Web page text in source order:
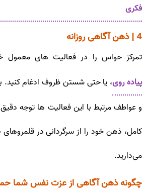
فکری
4 | ذهن آگاهی روزانه
تمرکز حواس را در فعالیت های معمول
پیاده روی، یا حتی شستن ظروف ادغام کنید.
و عواطف مرتبط با این فعالیت ها توجه
کامل، ذهن خود را از سرگردانی در قلمروهای
می‌دارید.
چگونه ذهن آگاهی از عزت نفس شما